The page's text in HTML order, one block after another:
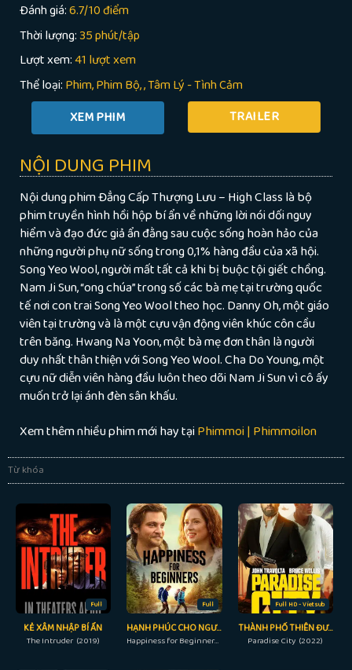
Đánh giá:6.7/10 điểm
Thời lượng:35 phút/tập
Lượt xem:41 lượt xem
Thể loại: Phim Phim Bộ ,Tâm Lý - Tình Cảm
TRAILER
NỘI DUNG PHIM
Nội dung phim Đẳng Cấp Thượng Lưu – High Class là bộ
phim truyền hình hồi hộp bí ẩn về những lời nói dối nguy
hiểm và đạo đức giả ẩn đằng sau cuộc sống hoàn hảo của
những người phụ nữ sống trong 0,1% hàng đầu của xã hội.
Song Yeo Wool, người mất tất cả khi bị buộc tội giết chồng.
Nam Ji Sun, “ong chúa” trong số các bà mẹ tại trường quốc
tế nơi con trai Song Yeo Wool theo học. Danny Oh, một giáo
viên tại trường và là một cựu vận động viên khúc côn cầu
trên băng. Hwang Na Yoon, một bà mẹ đơn thân là người
duy nhất thân thiện với Song Yeo Wool. Cha Do Young, một
cựu nữ diễn viên hàng đầu luôn theo dõi Nam Ji Sun vì cô ấy
muốn trở lại ánh đèn sân khấu.
Xem thêm nhiều phim mới hay tạiPhimmoi | Phimmoilon
Từ khóa
Full
KẺ XÂM NHẬP BÍ ẨN
The Intruder (2019)
Full
HẠNH PHÚC CHO NGƯỜI MỚI BẮT ĐẦU
Happiness for Beginners (2023)
Full HD - Vietsub
THÀNH PHỐ THIÊN ĐƯỜNG
Paradise City (2022)